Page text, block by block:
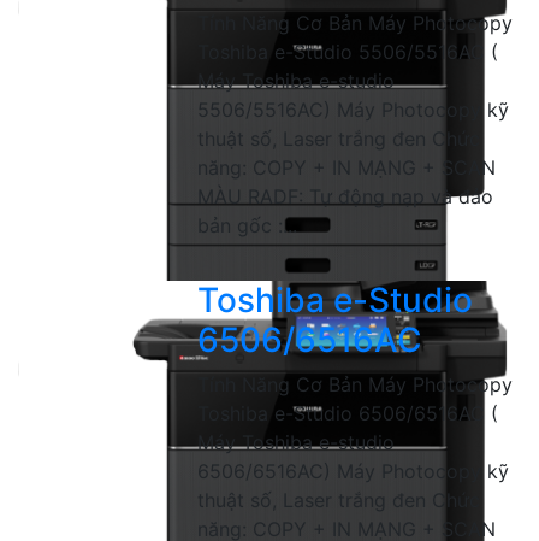
Tính Năng Cơ Bản Máy Photocopy
Toshiba e-Studio 5506/5516AC (
Máy Toshiba e-studio
5506/5516AC) Máy Photocopy kỹ
thuật số, Laser trắng đen Chức
năng: COPY + IN MẠNG + SCAN
MÀU RADF: Tự động nạp và đảo
bản gốc :...
Toshiba e-Studio
6506/6516AC
Tính Năng Cơ Bản Máy Photocopy
Toshiba e-Studio 6506/6516AC (
Máy Toshiba e-studio
6506/6516AC) Máy Photocopy kỹ
thuật số, Laser trắng đen Chức
năng: COPY + IN MẠNG + SCAN